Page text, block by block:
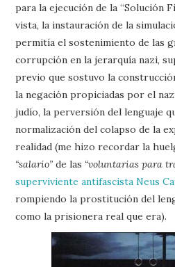
para la ejecución de la “Solución
vista, la instauración de la
permitía el sostenimiento de las
corrupción en la jerarquía nazi,
previo que sostuvo la
la negación propiciadas por el
judío, la perversión del lenguaje
normalización del colapso de la
realidad (me hizo recordar la
“salario” de las “voluntarias para
superviviente antifascista Neus
rompiendo la prostitución del
como la prisionera real que era).